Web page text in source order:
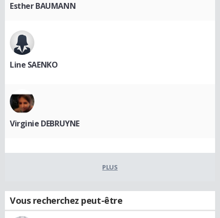
Esther BAUMANN
Line SAENKO
Virginie DEBRUYNE
PLUS
Vous recherchez peut-être